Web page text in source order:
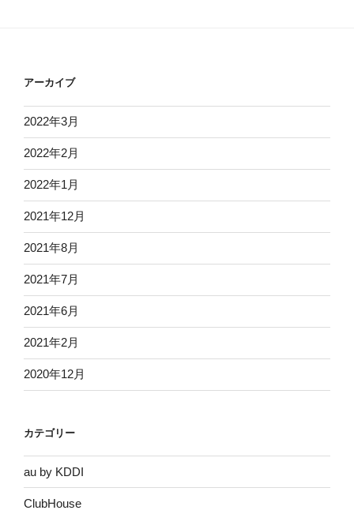
アーカイブ
2022年3月
2022年2月
2022年1月
2021年12月
2021年8月
2021年7月
2021年6月
2021年2月
2020年12月
カテゴリー
au by KDDI
ClubHouse